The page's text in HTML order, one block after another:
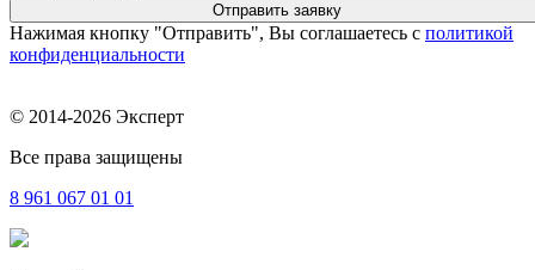
Нажимая кнопку "Отправить", Вы соглашаетесь с политикой
конфиденциальности
© 2014-2026 Эксперт
Все права защищены
8 961 067 01 01